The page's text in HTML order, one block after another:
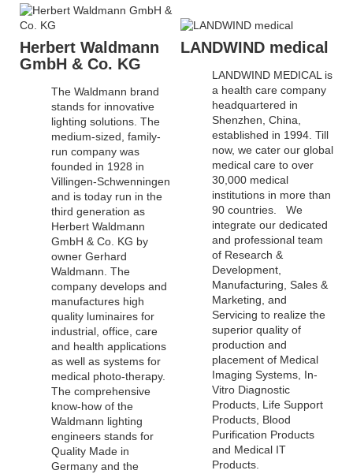
Herbert Waldmann
GmbH & Co. KG
The Waldmann brand
stands for innovative
lighting solutions. The
medium-sized, family-
run company was
founded in 1928 in
Villingen-Schwenningen
and is today run in the
third generation as
Herbert Waldmann
GmbH & Co. KG by
owner Gerhard
Waldmann. The
company develops and
manufactures high
quality luminaires for
industrial, office, care
and health applications
as well as systems for
medical photo-therapy.
The comprehensive
know-how of the
Waldmann lighting
engineers stands for
Quality Made in
Germany and the
LANDWIND medical
LANDWIND MEDICAL is
a health care company
headquartered in
Shenzhen, China,
established in 1994. Till
now, we cater our global
medical care to over
30,000 medical
institutions in more than
90 countries. We
integrate our dedicated
and professional team
of Research &
Development,
Manufacturing, Sales &
Marketing, and
Servicing to realize the
superior quality of
production and
placement of Medical
Imaging Systems, In-
Vitro Diagnostic
Products, Life Support
Products, Blood
Purification Products
and Medical IT
Products.